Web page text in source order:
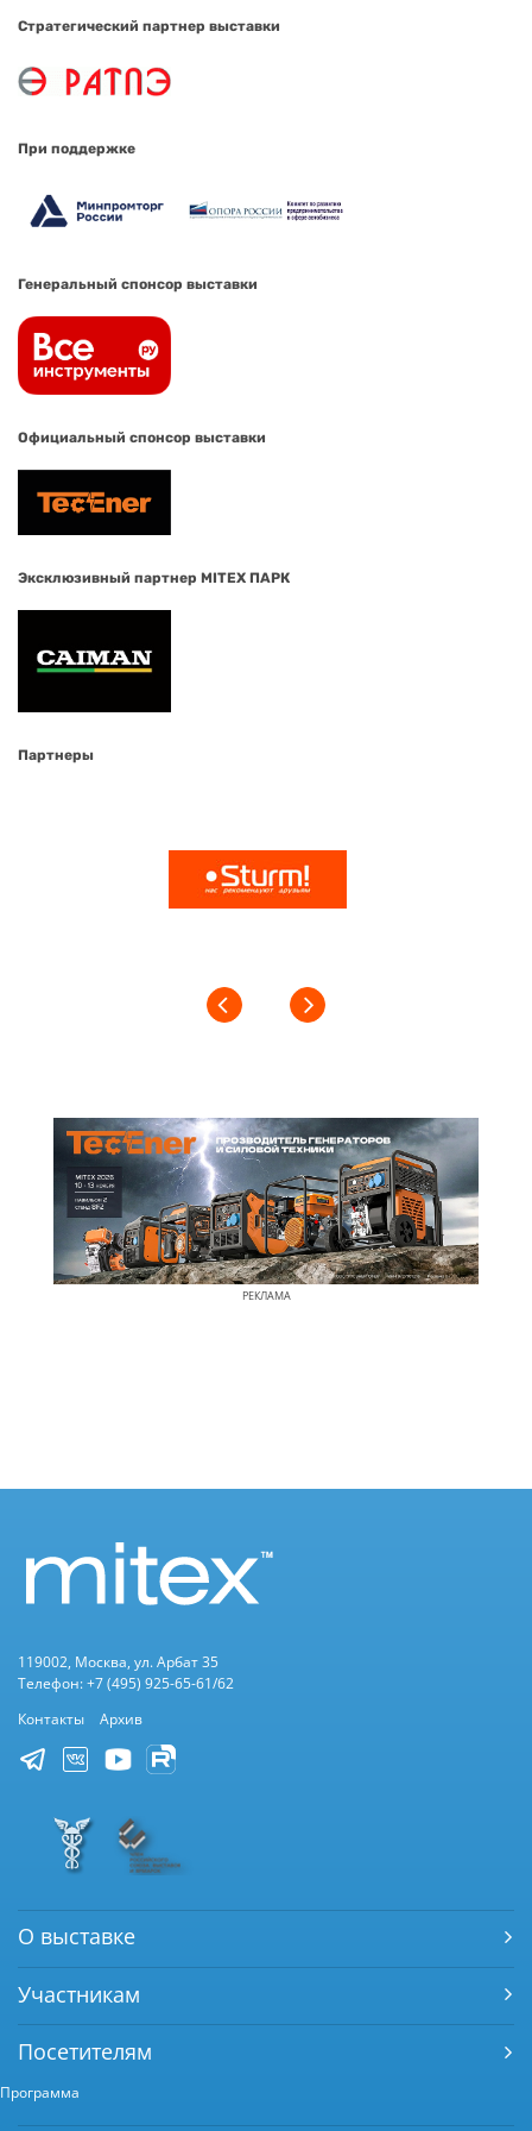
Стратегический партнер выставки
При поддержке
Генеральный спонсор выставки
Официальный спонсор выставки
Эксклюзивный партнер MITEX ПАРК
Партнеры
РЕКЛАМА
119002, Москва, ул. Арбат 35
Телефон: +7 (495) 925-65-61/62
Контакты
Архив
О выставке
Участникам
Посетителям
Программа